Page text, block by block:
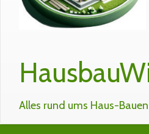
Alles rund ums Haus-Bauen